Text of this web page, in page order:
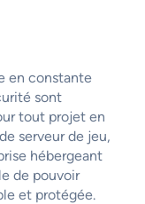
en constante
sont
tout projet en
serveur de jeu,
hébergeant
de pouvoir
et protégée.